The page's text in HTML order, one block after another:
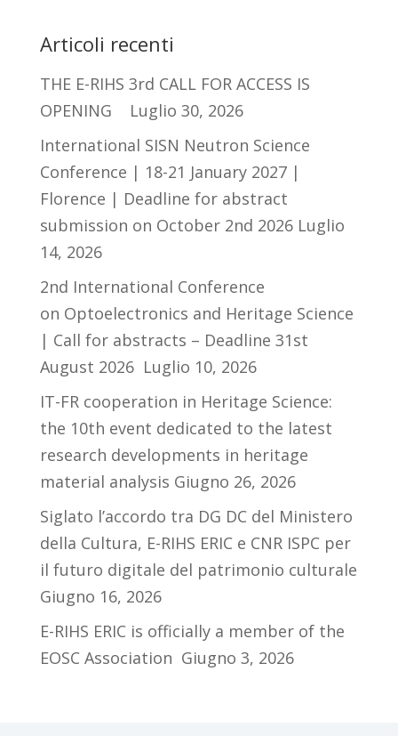
Articoli recenti
THE E-RIHS 3rd CALL FOR ACCESS IS
OPENING
Luglio 30, 2026
International SISN Neutron Science
Conference | 18-21 January 2027 |
Florence | Deadline for abstract
submission on October 2nd 2026 Luglio
14, 2026
2nd International Conference
on Optoelectronics and Heritage Science
| Call for abstracts – Deadline 31st
August 2026 Luglio 10, 2026
IT-FR cooperation in Heritage Science:
the 10th event dedicated to the latest
research developments in heritage
material analysis Giugno 26, 2026
Siglato l’accordo tra DG DC del Ministero
della Cultura, E-RIHS ERIC e CNR ISPC per
il futuro digitale del patrimonio culturale
Giugno 16, 2026
E-RIHS ERIC is officially a member of the
EOSC Association Giugno 3, 2026